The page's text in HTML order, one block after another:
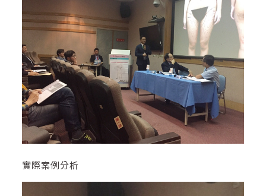
實際案例分析